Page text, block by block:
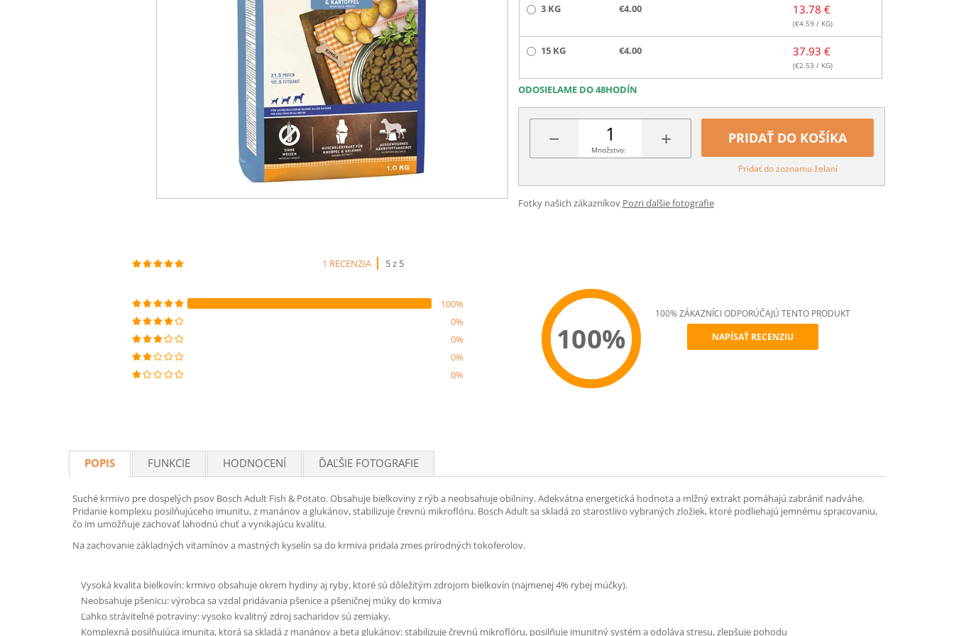
3 KG €4.00 13.78 €
(€4.59 / KG)
15 KG €4.00 37.93 €
(€2.53 / KG)
ODOSIELAME DO 48HODÍN
− +
Množstvo:
PRIDAŤ DO KOŠÍKA
Pridať do zoznamu želaní
Fotky našich zákazníkov Pozri ďalšie fotografie
1 RECENZIA 5 z 5
100%
0%
0%
0%
0%
100%
100% ZÁKAZNÍCI ODPORÚČAJÚ TENTO PRODUKT
NAPÍSAŤ RECENZIU
POPIS FUNKCIE HODNOCENÍ ĎAĽŠIE FOTOGRAFIE
Suché krmivo pre dospelých psov Bosch Adult Fish & Potato. Obsahuje bielkoviny z rýb a neobsahuje obilniny. Adekvátna energetická hodnota a mlžný extrakt pomáhajú zabrániť nadváhe.
Pridanie komplexu posilňujúceho imunitu, z manánov a glukánov, stabilizuje črevnú mikroflóru. Bosch Adult sa skladá zo starostlivo vybraných zložiek, ktoré podliehajú jemnému spracovaniu,
čo im umožňuje zachovať lahodnú chuť a vynikajúcu kvalitu.
Na zachovanie základných vitamínov a mastných kyselín sa do krmiva pridala zmes prírodných tokoferolov.
Vysoká kvalita bielkovín: krmivo obsahuje okrem hydiny aj ryby, ktoré sú dôležitým zdrojom bielkovín (najmenej 4% rybej múčky).
Neobsahuje pšenicu: výrobca sa vzdal pridávania pšenice a pšeničnej múky do krmiva
Ľahko stráviteľné potraviny: vysoko kvalitný zdroj sacharidov sú zemiaky,
Komplexná posilňujúca imunita, ktorá sa skladá z manánov a beta glukánov: stabilizuje črevnú mikroflóru, posilňuje imunitný systém a odoláva stresu, zlepšuje pohodu